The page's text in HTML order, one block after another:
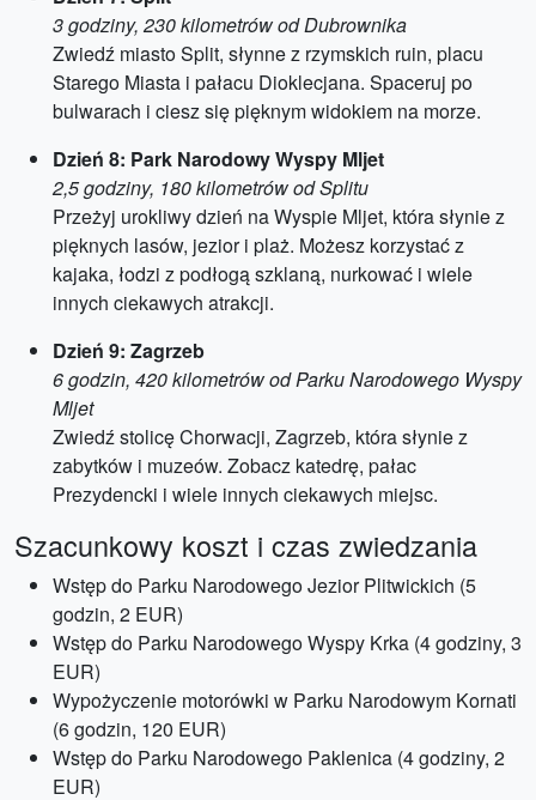
3 godziny, 230 kilometrów od Dubrownika
Zwiedź miasto Split, słynne z rzymskich ruin, placu
Starego Miasta i pałacu Dioklecjana. Spaceruj po
bulwarach i ciesz się pięknym widokiem na morze.
Dzień 8: Park Narodowy Wyspy Mljet
2,5 godziny, 180 kilometrów od Splitu
Przeżyj urokliwy dzień na Wyspie Mljet, która słynie z
pięknych lasów, jezior i plaż. Możesz korzystać z
kajaka, łodzi z podłogą szklaną, nurkować i wiele
innych ciekawych atrakcji.
Dzień 9: Zagrzeb
6 godzin, 420 kilometrów od Parku Narodowego Wyspy
Mljet
Zwiedź stolicę Chorwacji, Zagrzeb, która słynie z
zabytków i muzeów. Zobacz katedrę, pałac
Prezydencki i wiele innych ciekawych miejsc.
Szacunkowy koszt i czas zwiedzania
Wstęp do Parku Narodowego Jezior Plitwickich (5
godzin, 2 EUR)
Wstęp do Parku Narodowego Wyspy Krka (4 godziny, 3
EUR)
Wypożyczenie motorówki w Parku Narodowym Kornati
(6 godzin, 120 EUR)
Wstęp do Parku Narodowego Paklenica (4 godziny, 2
EUR)